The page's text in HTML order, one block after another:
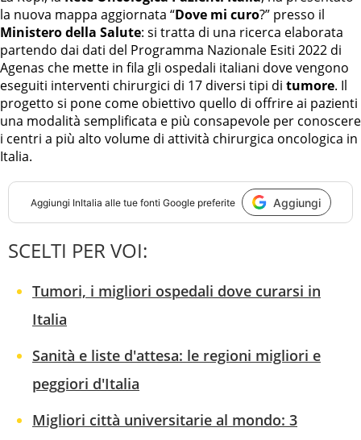
la nuova mappa aggiornata “Dove mi curo?” presso il
Ministero della Salute: si tratta di una ricerca elaborata
partendo dai dati del Programma Nazionale Esiti 2022 di
Agenas che mette in fila gli ospedali italiani dove vengono
eseguiti interventi chirurgici di 17 diversi tipi di tumore. Il
progetto si pone come obiettivo quello di offrire ai pazienti
una modalità semplificata e più consapevole per conoscere
i centri a più alto volume di attività chirurgica oncologica in
Italia.
Aggiungi InItalia alle tue fonti Google preferite Aggiungi
SCELTI PER VOI:
Tumori, i migliori ospedali dove curarsi in
Italia
Sanità e liste d'attesa: le regioni migliori e
peggiori d'Italia
Migliori città universitarie al mondo: 3